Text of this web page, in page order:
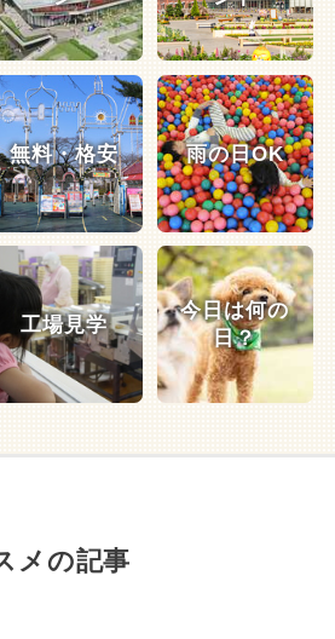
無料・格安 雨の日OK
工場見学
今日は何の
日？
メの記事